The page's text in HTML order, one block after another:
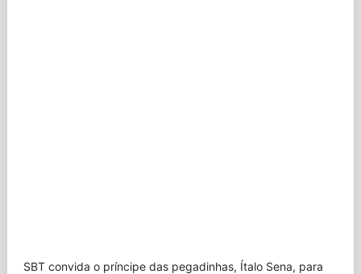
SBT convida o príncipe das pegadinhas, Ítalo Sena, para